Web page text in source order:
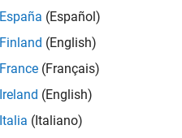
España (Español)
Finland (English)
France (Français)
Ireland (English)
Italia (Italiano)